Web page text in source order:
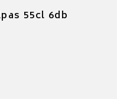
55cl 6db